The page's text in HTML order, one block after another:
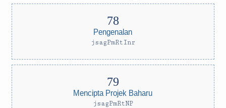
Pengenalan
jsagPmRtInr
Mencipta Projek Baharu
jsagPmRtNP